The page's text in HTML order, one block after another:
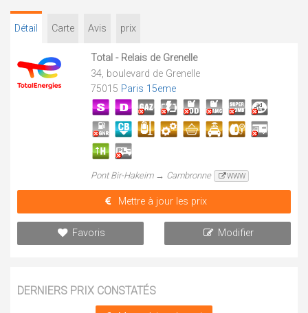
Détail Carte Avis prix
Total - Relais de Grenelle
34, boulevard de Grenelle
75015 Paris 15eme
Pont Bir-Hakeim → Cambronne WWW
Mettre à jour les prix
Favoris Modifier
DERNIERS PRIX CONSTATÉS